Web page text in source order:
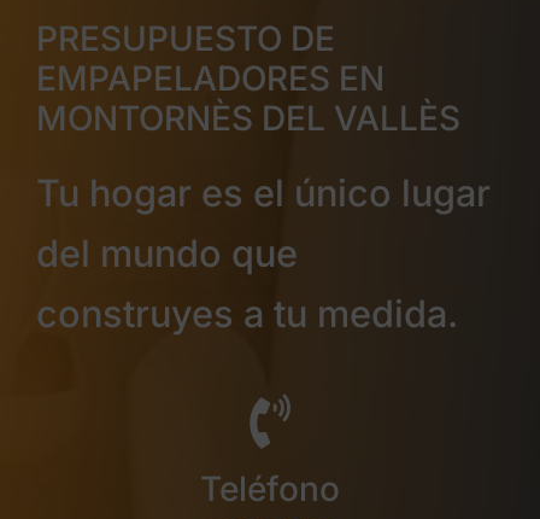
PRESUPUESTO DE
EMPAPELADORES EN
MONTORNÈS DEL VALLÈS
Tu hogar es el único lugar
del mundo que
construyes a tu medida.
Teléfono